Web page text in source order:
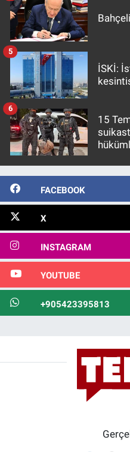
İSKİ:
5
15
6
FACEBOOK
X
INSTAGRAM
YOUTUBE
+905423395813